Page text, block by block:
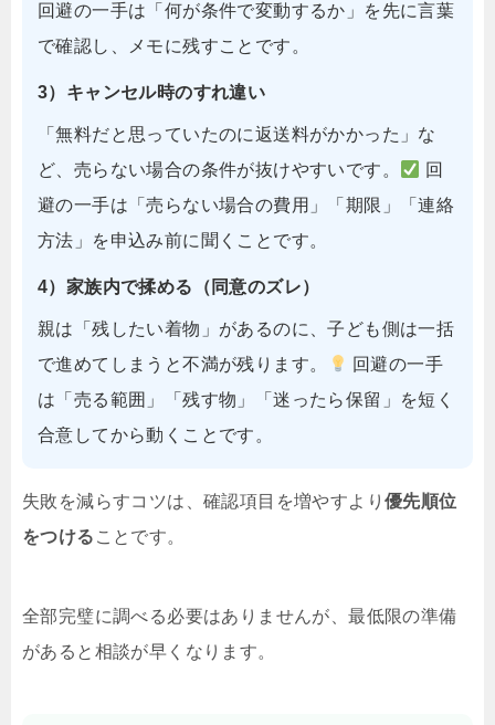
回避の一手は「何が条件で変動するか」を先に言葉
で確認し、メモに残すことです。
3）キャンセル時のすれ違い
「無料だと思っていたのに返送料がかかった」な
ど、売らない場合の条件が抜けやすいです。
回
避の一手は「売らない場合の費用」「期限」「連絡
方法」を申込み前に聞くことです。
4）家族内で揉める（同意のズレ）
親は「残したい着物」があるのに、子ども側は一括
で進めてしまうと不満が残ります。
回避の一手
は「売る範囲」「残す物」「迷ったら保留」を短く
合意してから動くことです。
失敗を減らすコツは、確認項目を増やすより 優先順位
をつける ことです。
全部完璧に調べる必要はありませんが、最低限の準備
があると相談が早くなります。